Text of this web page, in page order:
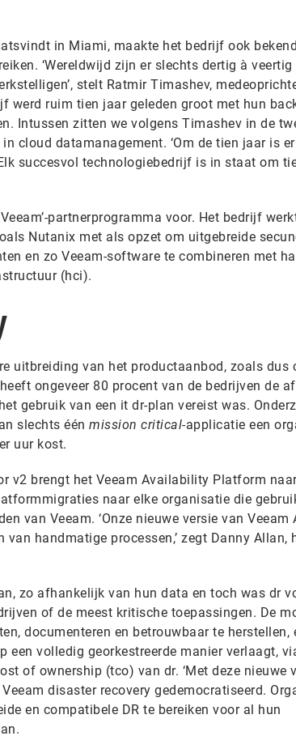
in Miami, maakte het bedrijf ook
‘Wereldwijd zijn er slechts dertig à veertig
stelt Ratmir Timashev,
werd ruim tien jaar geleden groot met hun
Intussen zitten we volgens Timashev in de
cloud datamanagement. ‘Om de tien jaar is er
succesvol technologiebedrijf is in staat om
partnerprogramma voor. Het bedrijf
Nutanix met als opzet om uitgebreide
en zo Veeam-software te combineren met
(hci).
uitbreiding van het productaanbod, zoals dus
ongeveer 80 procent van de bedrijven de
gebruik van een it dr-plan vereist was.
slechts één mission critical-applicatie een
uur kost.
v2 brengt het Veeam Availability Platform
naar elke organisatie die
van Veeam. ‘Onze nieuwe versie van
handmatige processen,’ zegt Danny Allan,
zo afhankelijk van hun data en toch was dr
of de meest kritische toepassingen. De
documenteren en betrouwbaar te herstellen,
een volledig georkestreerde manier verlaagt,
of ownership (tco) van dr. ‘Met deze nieuwe
disaster recovery gedemocratiseerd.
en compatibele DR te bereiken voor al hun